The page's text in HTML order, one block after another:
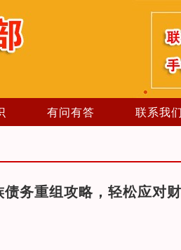
有问有答 联系我们
债务重组攻略，轻松应对